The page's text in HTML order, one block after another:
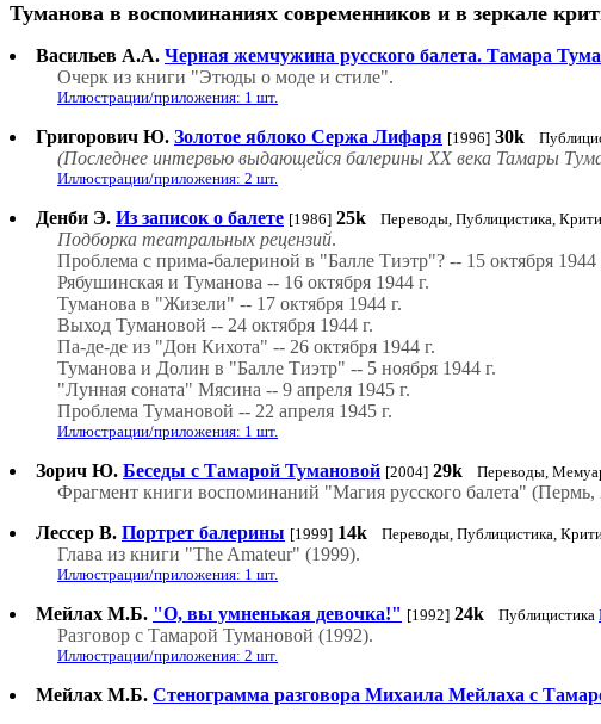
Туманова в воспоминаниях современников и в зеркале
Васильев А.А. Черная жемчужина русского балета. Тамара
Очерк из книги "Этюды о моде и стиле".
Иллюстрации/приложения: 1 шт.
Григорович Ю. Золотое яблоко Сержа Лифаря [1996] 30k
(Последнее интервью выдающейся балерины XX века Тамары
Иллюстрации/приложения: 2 шт.
Денби Э. Из записок о балете [1986] 25k Переводы, Публицистика,
Подборка театральных рецензий.
Проблема с прима-балериной в "Балле Тиэтр"? -- 15 октября 1944
Рябушинская и Туманова -- 16 октября 1944 г.
Туманова в "Жизели" -- 17 октября 1944 г.
Выход Тумановой -- 24 октября 1944 г.
Па-де-де из "Дон Кихота" -- 26 октября 1944 г.
Туманова и Долин в "Балле Тиэтр" -- 5 ноября 1944 г.
"Лунная соната" Мясина -- 9 апреля 1945 г.
Проблема Тумановой -- 22 апреля 1945 г.
Иллюстрации/приложения: 1 шт.
Зорич Ю. Беседы с Тамарой Тумановой [2004] 29k Переводы,
Фрагмент книги воспоминаний "Магия русского балета" (Пермь,
Лессер В. Портрет балерины [1999] 14k Переводы, Публицистика,
Глава из книги "The Amateur" (1999).
Иллюстрации/приложения: 1 шт.
Мейлах М.Б. "О, вы умненькая девочка!" [1992] 24k Публицистика
Разговор с Тамарой Тумановой (1992).
Иллюстрации/приложения: 2 шт.
Мейлах М.Б. Стенограмма разговора Михаила Мейлаха с